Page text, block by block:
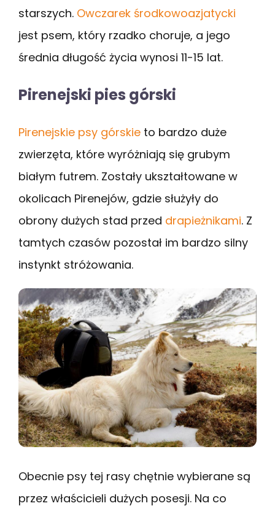
starszych. Owczarek środkowoazjatycki
jest psem, który rzadko choruje, a jego
średnia długość życia wynosi 11-15 lat.
Pirenejski pies górski
Pirenejskie psy górskie to bardzo duże
zwierzęta, które wyróżniają się grubym
białym futrem. Zostały ukształtowane w
okolicach Pirenejów, gdzie służyły do
obrony dużych stad przed drapieżnikami. Z
tamtych czasów pozostał im bardzo silny
instynkt stróżowania.
Obecnie psy tej rasy chętnie wybierane są
przez właścicieli dużych posesji. Na co